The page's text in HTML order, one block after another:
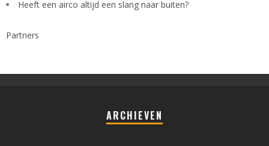
Heeft een airco altijd een slang naar buiten?
Partners
ARCHIEVEN